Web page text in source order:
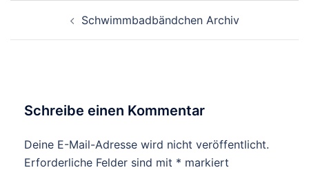
Schwimmbadbändchen Archiv
Schreibe einen Kommentar
Deine E-Mail-Adresse wird nicht veröffentlicht.
Erforderliche Felder sind mit * markiert